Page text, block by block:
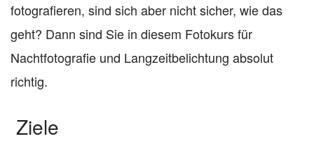
fotografieren, sind sich aber nicht sicher, wie das
geht? Dann sind Sie in diesem Fotokurs für
Nachtfotografie und Langzeitbelichtung absolut
richtig.
Ziele